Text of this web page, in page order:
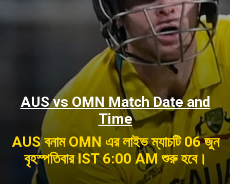
AUS vs OMN Match Date and
Time
AUS বনাম OMN এর লাইভ ম্যাচটি 06 জুন
বৃহস্পতিবার IST 6:00 AM শুরু হবে।